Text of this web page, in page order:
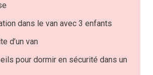
dans le van avec 3 enfants
d’un van
pour dormir en sécurité dans un